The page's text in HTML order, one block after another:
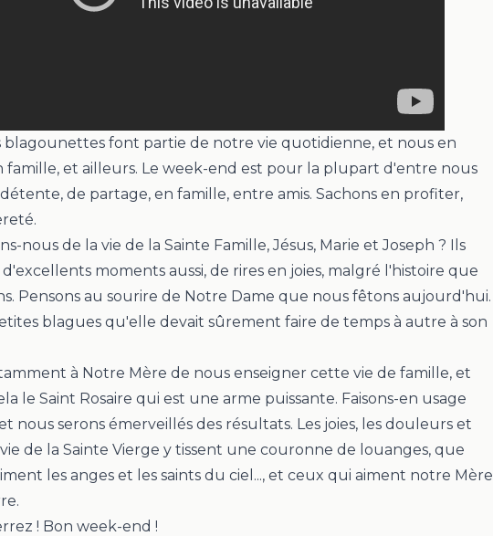
blagounettes font partie de notre vie quotidienne, et nous en
famille, et ailleurs. Le week-end est pour la plupart d'entre nous
de partage, en famille, entre amis. Sachons en profiter,
nous de la vie de la Sainte Famille, Jésus, Marie et Joseph ? Ils
moments aussi, de rires en joies, malgré l'histoire que
Pensons au sourire de Notre Dame que nous fêtons aujourd'hui.
blagues qu'elle devait sûrement faire de temps à autre à son
à Notre Mère de nous enseigner cette vie de famille, et
le Saint Rosaire qui est une arme puissante. Faisons-en usage
nous serons émerveillés des résultats. Les joies, les douleurs et
vie de la Sainte Vierge y tissent une couronne de louanges, que
les anges et les saints du ciel..., et ceux qui aiment notre Mère
! Bon week-end !